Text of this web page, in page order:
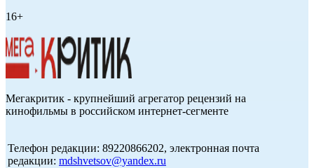
16+
Мегакритик - крупнейший агрегатор рецензий на
кинофильмы в российском интернет-сегменте
Телефон редакции: 89220866202, электронная почта
редакции: mdshvetsov@yandex.ru